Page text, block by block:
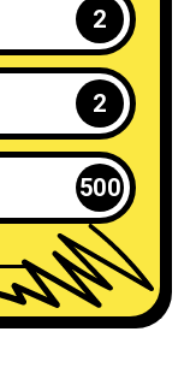
2
2
500